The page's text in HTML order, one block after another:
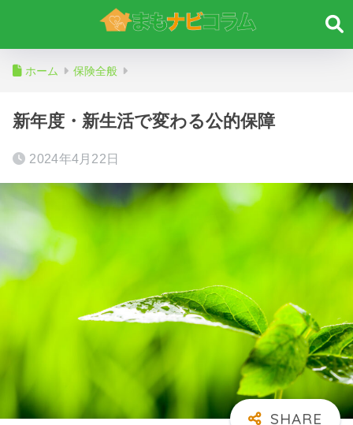
ホーム 保険全般
新年度・新生活で変わる公的保障
2024年4月22日